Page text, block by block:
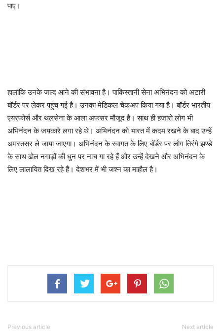
पाए।
हालांकि उनके जल्द आने की संभावना है। पाकिस्तानी सेना अभिनंदन को अटारी
बॉर्डर पर लेकर पहुंच गई है। उनका मेडिकल चेकअप किया गया है। बॉर्डर भारतीय
एयरफोर्स और थलसेना के आला अफसर मौजूद है। साथ ही हजारो लोग भी
अभिनंदन के जयकारे लगा रहे थे। अभिनंदन को भारत में कदम रखने के बाद उन्हें
अमरतसर ले जाया जाएगा। अभिनंदन के स्वागत के लिए बॉर्डर पर लोग तिरंगे झण्डे
के साथ ढोल नगाड़ों की धुन पर नाच गा रहे हैं और उन्हें देखने और अभिनंदन के
लिए लालायित दिख रहे हैं। देशभर में भी जश्न का माहौल है।
Previous article Next article